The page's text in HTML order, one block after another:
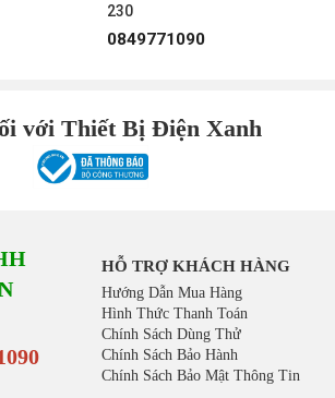
230
0849771090
với Thiết Bị Điện Xanh
HỖ TRỢ KHÁCH HÀNG
Hướng Dẫn Mua Hàng
Hình Thức Thanh Toán
Chính Sách Dùng Thử
Chính Sách Bảo Hành
Chính Sách Bảo Mật Thông Tin